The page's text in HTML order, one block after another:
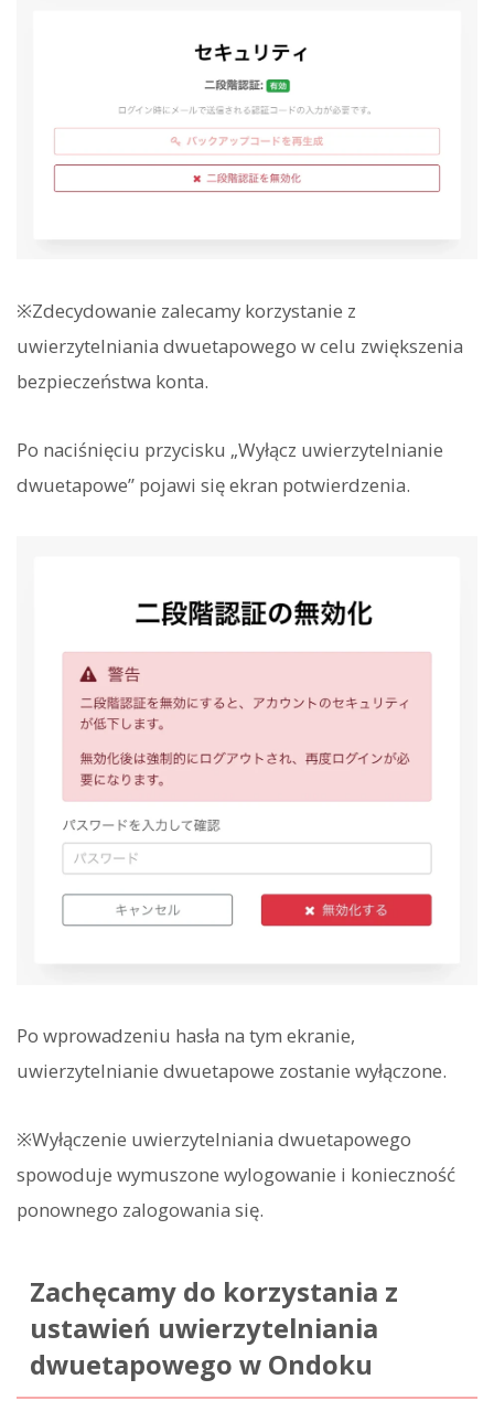
※Zdecydowanie zalecamy korzystanie z
uwierzytelniania dwuetapowego w celu zwiększenia
bezpieczeństwa konta.
Po naciśnięciu przycisku „Wyłącz uwierzytelnianie
dwuetapowe” pojawi się ekran potwierdzenia.
Po wprowadzeniu hasła na tym ekranie,
uwierzytelnianie dwuetapowe zostanie wyłączone.
※Wyłączenie uwierzytelniania dwuetapowego
spowoduje wymuszone wylogowanie i konieczność
ponownego zalogowania się.
Zachęcamy do korzystania z
ustawień uwierzytelniania
dwuetapowego w Ondoku